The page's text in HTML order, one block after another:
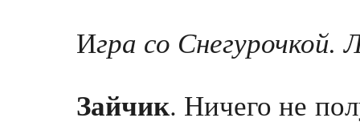
Игра со
Зайчик. Ничего не